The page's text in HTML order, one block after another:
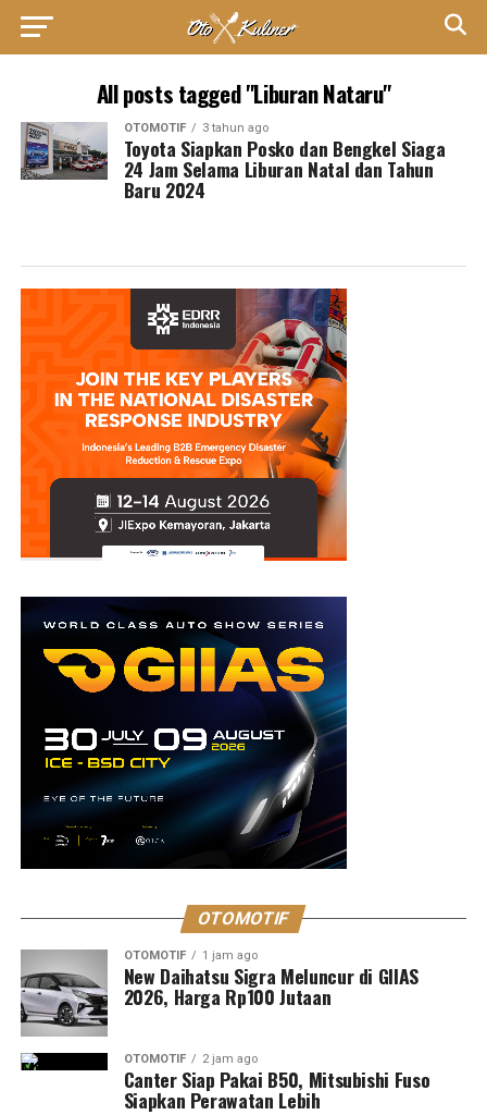
All posts tagged "Liburan Nataru"
OTOMOTIF 3 tahun ago
Toyota Siapkan Posko dan Bengkel Siaga
24 Jam Selama Liburan Natal dan Tahun
Baru 2024
OTOMOTIF
OTOMOTIF 1 jam ago
New Daihatsu Sigra Meluncur di GIIAS
2026, Harga Rp100 Jutaan
OTOMOTIF 2 jam ago
Canter Siap Pakai B50, Mitsubishi Fuso
Siapkan Perawatan Lebih